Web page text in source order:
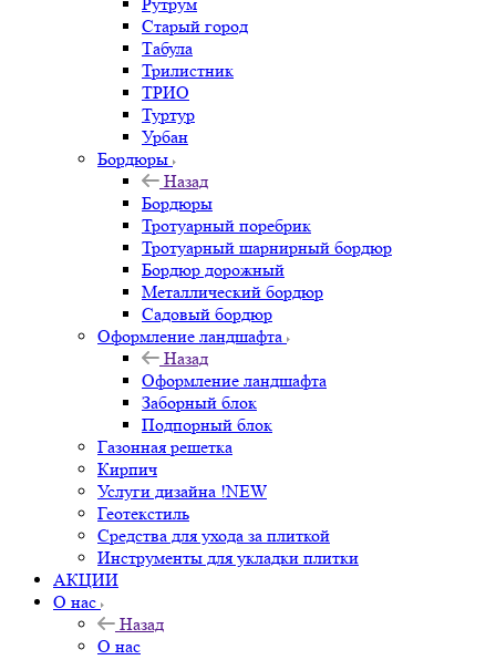
Старый город
Табула
Трилистник
ТРИО
Туртур
Урбан
Бордюры
Назад
Бордюры
Тротуарный поребрик
Тротуарный шарнирный бордюр
Бордюр дорожный
Металлический бордюр
Садовый бордюр
Оформление ландшафта
Назад
Оформление ландшафта
Заборный блок
Подпорный блок
Газонная решетка
Кирпич
Услуги дизайна !NEW
Геотекстиль
Средства для ухода за плиткой
Инструменты для укладки плитки
АКЦИИ
О нас
Назад
О нас